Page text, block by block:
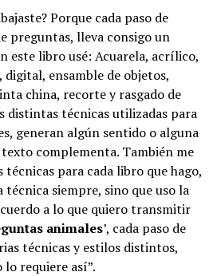
Porque cada paso de
preguntas, lleva consigo un
este libro usé: Acuarela, acrílico,
ensamble de objetos,
china, recorte y rasgado de
distintas técnicas utilizadas para
generan algún sentido o alguna
complementa. También me
técnicas para cada libro que hago,
técnica siempre, sino que uso la
a lo que quiero transmitir
animales’, cada paso de
técnicas y estilos distintos,
requiere así”.